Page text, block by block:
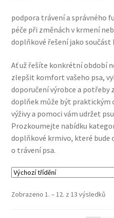
fázi
Feringa pro kočky —
Fontány pro kočky
Granule pro kočky
Hill’s pro kočky —
Kočičí toalety
Kočkolit
podpora trávení a správného
péče při změnách v krmení
doplňkové řešení jako
Ať už řešíte konkrétní období
zlepšit komfort vašeho psa,
doporučení výrobce a potřeby
doplňek může být praktickým
výživy a pomoci vám udržet
Prozkoumejte nabídku
doplňkové krmivo, které bude
o trávení psa.
Zobrazeno 1. – 12. z 13 výsledků